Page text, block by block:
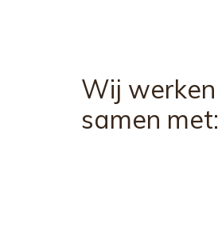
Wij werken
samen met: